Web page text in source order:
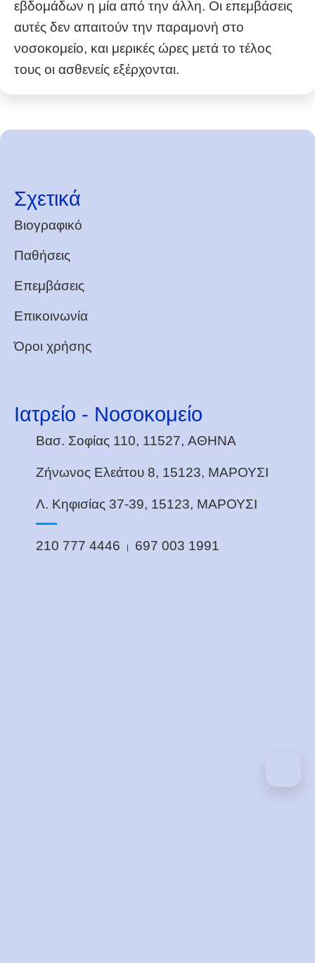
εβδομάδων η μία από την άλλη. Οι επεμβάσεις
αυτές δεν απαιτούν την παραμονή στο
νοσοκομείο, και μερικές ώρες μετά το τέλος
τους οι ασθενείς εξέρχονται.
Σχετικά
Βιογραφικό
Παθήσεις
Επεμβάσεις
Επικοινωνία
Όροι χρήσης
Ιατρείο - Νοσοκομείο
Βασ. Σοφίας 110, 11527,ΑΘΗΝΑ
Ζήνωνος Ελεάτου 8, 15123, ΜΑΡΟΥΣΙ
Λ. Κηφισίας 37-39, 15123, ΜΑΡΟΥΣΙ
210 777 4446 697 003 1991